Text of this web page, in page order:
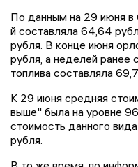
По данным на 29 июня в
й составляла 64,64
рубля. В конце июня
рубля, а неделей ранее
топлива составляла
К 29 июня средняя
выше" была на уровне
стоимость данного
рубля.